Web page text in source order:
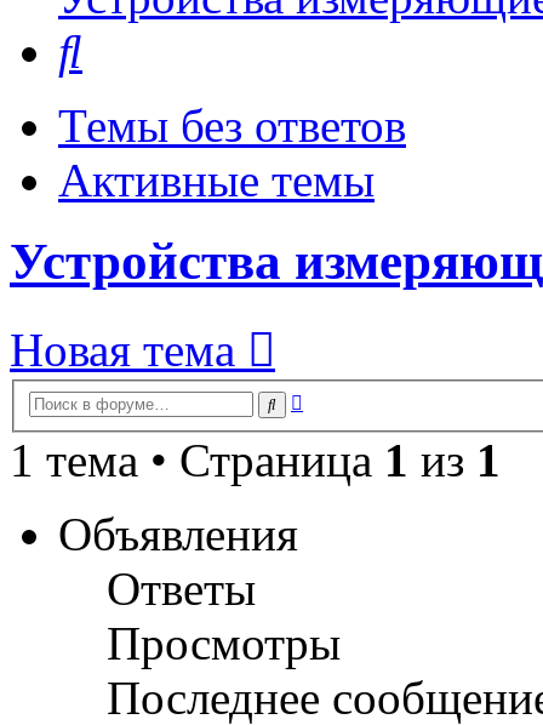
Темы без ответов
Активные темы
Устройства
Новая тема
Поиск
1 тема • Страница 1 из 1
Объявления
Ответы
Просмотры
Последнее